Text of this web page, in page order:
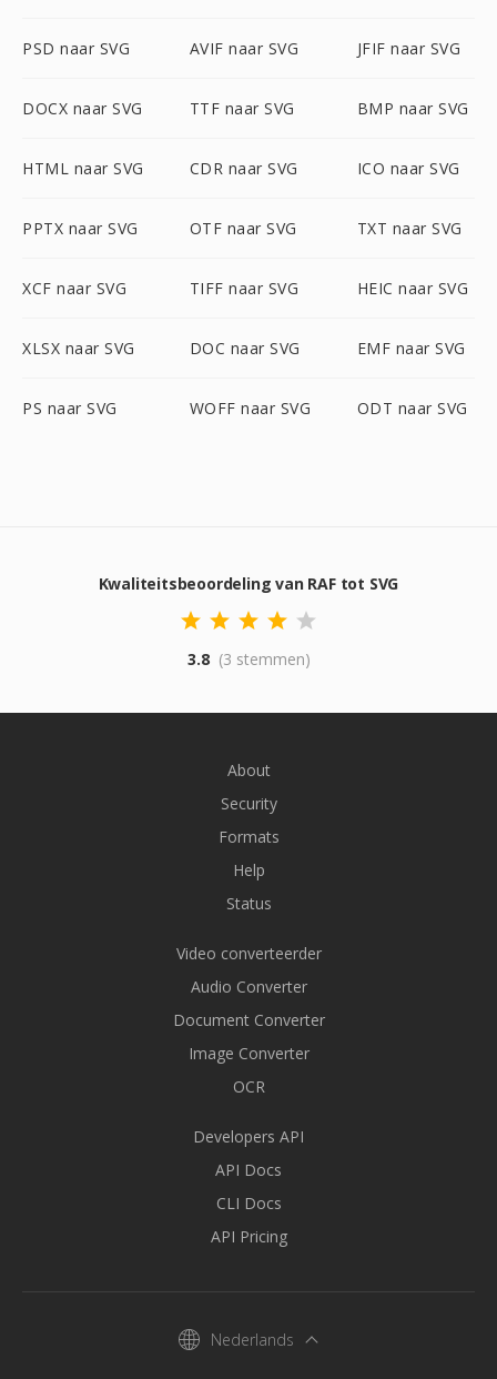
PSD naar SVG AVIF naar SVG JFIF naar SVG
DOCX naar SVG TTF naar SVG BMP naar SVG
HTML naar SVG CDR naar SVG ICO naar SVG
PPTX naar SVG OTF naar SVG TXT naar SVG
XCF naar SVG TIFF naar SVG HEIC naar SVG
XLSX naar SVG DOC naar SVG EMF naar SVG
PS naar SVG WOFF naar SVG ODT naar SVG
Kwaliteitsbeoordeling van RAF tot SVG
3.8 (3 stemmen)
About
Security
Formats
Help
Status
Video converteerder
Audio Converter
Document Converter
Image Converter
OCR
Developers API
API Docs
CLI Docs
API Pricing
Nederlands